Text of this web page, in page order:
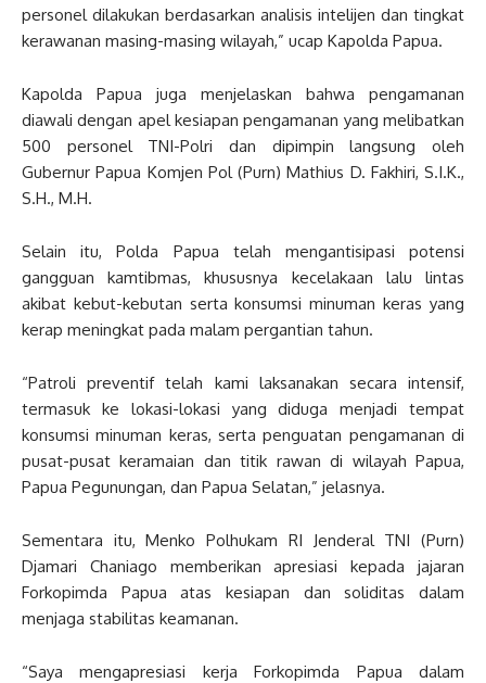
personel dilakukan berdasarkan analisis intelijen dan tingkat
kerawanan masing-masing wilayah,” ucap Kapolda Papua.
Kapolda Papua juga menjelaskan bahwa pengamanan
diawali dengan apel kesiapan pengamanan yang melibatkan
500 personel TNI-Polri dan dipimpin langsung oleh
Gubernur Papua Komjen Pol (Purn) Mathius D. Fakhiri, S.I.K.,
S.H., M.H.
Selain itu, Polda Papua telah mengantisipasi potensi
gangguan kamtibmas, khususnya kecelakaan lalu lintas
akibat kebut-kebutan serta konsumsi minuman keras yang
kerap meningkat pada malam pergantian tahun.
“Patroli preventif telah kami laksanakan secara intensif,
termasuk ke lokasi-lokasi yang diduga menjadi tempat
konsumsi minuman keras, serta penguatan pengamanan di
pusat-pusat keramaian dan titik rawan di wilayah Papua,
Papua Pegunungan, dan Papua Selatan,” jelasnya.
Sementara itu, Menko Polhukam RI Jenderal TNI (Purn)
Djamari Chaniago memberikan apresiasi kepada jajaran
Forkopimda Papua atas kesiapan dan soliditas dalam
menjaga stabilitas keamanan.
“Saya mengapresiasi kerja Forkopimda Papua dalam